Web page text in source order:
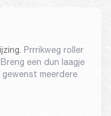
Prrrikweg roller
een dun laagje
gewenst meerdere
met de ogen en